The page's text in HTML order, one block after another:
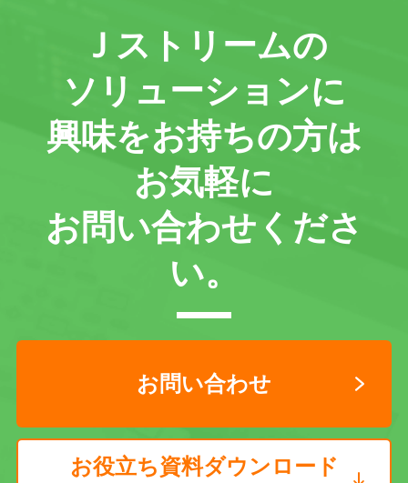
Ｊストリームの
ソリューションに
興味をお持ちの方は
お気軽に
お問い合わせくださ
い。
お問い合わせ
お役立ち資料ダウンロード